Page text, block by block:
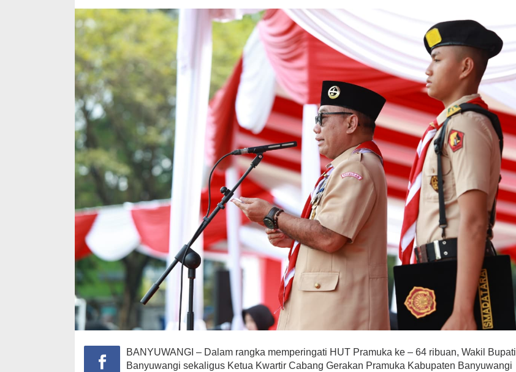
Bibit
Pohon
BANYUWANGI – Dalam rangka memperingati HUT Pramuka ke – 64 ribuan, Wakil Bupati
Banyuwangi sekaligus Ketua Kwartir Cabang Gerakan Pramuka Kabupaten Banyuwangi